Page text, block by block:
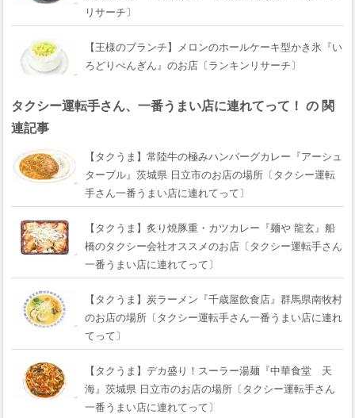
リサーチ〕
【王様のブランチ】メロンのホールケーキ型かき氷『い
ろどりぺんぎん』のお店〔ランキンリサーチ〕
タクシー運転手さん、一番うまい店に連れてって！ の 関
連記事
【タクうま】常陸牛の極みハンバーグカレー『アーシュ
ターブル』茨城県 日立市のお店の場所〔タクシー運転
手さん一番うまい店に連れてって〕
【タクうま】炙り焼豚重・カツカレー『麺や 龍玄』船
橋のタクシー会社オススメのお店〔タクシー運転手さん
一番うまい店に連れてって〕
【タクうま】炭ラーメン『千歳屋飲食店』群馬県南牧村
のお店の場所〔タクシー運転手さん一番うまい店に連れ
てって〕
【タクうま】デカ盛り！スーラー湯麺『中華食堂 天
海』茨城県 日立市のお店の場所〔タクシー運転手さん
一番うまい店に連れてって〕